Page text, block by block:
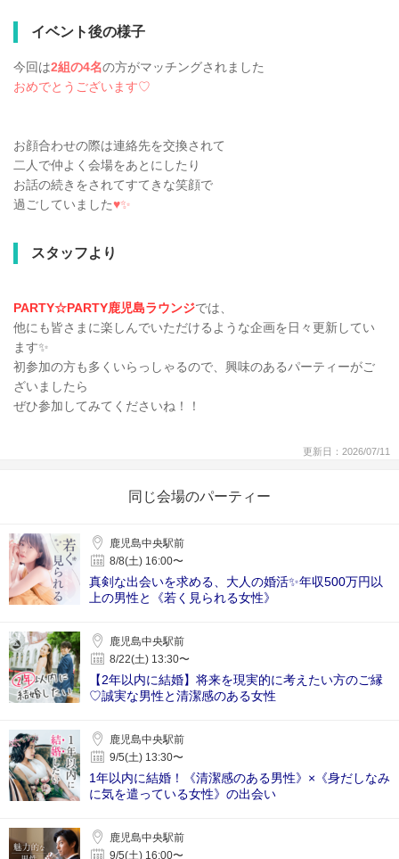
イベント後の様子
今回は2組の4名の方がマッチングされました
おめでとうございます♡
お顔合わせの際は連絡先を交換されて
二人で仲よく会場をあとにしたり
お話の続きをされてすてきな笑顔で
過ごしていました♥✨
スタッフより
PARTY☆PARTY鹿児島ラウンジでは、
他にも皆さまに楽しんでいただけるような企画を日々更新してい
ます✨️
初参加の方も多くいらっしゃるので、興味のあるパーティーがご
ざいましたら
ぜひ参加してみてくださいね！！
更新日：2026/07/11
同じ会場のパーティー
鹿児島中央駅前
8/8(土) 16:00〜
真剣な出会いを求める、大人の婚活✨年収500万円以
上の男性と《若く見られる女性》
鹿児島中央駅前
8/22(土) 13:30〜
【2年以内に結婚】将来を現実的に考えたい方のご縁
♡誠実な男性と清潔感のある女性
鹿児島中央駅前
9/5(土) 13:30〜
1年以内に結婚！《清潔感のある男性》×《身だしなみ
に気を遣っている女性》の出会い
鹿児島中央駅前
9/5(土) 16:00〜